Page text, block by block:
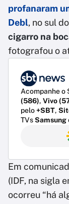
profanaram
Debl, no sul
cigarro na
fotografou o
Acompanhe o
(586), Vivo
pelo+SBT,
TVsSamsung
Em
(IDF, na sigla
ocorreu “há